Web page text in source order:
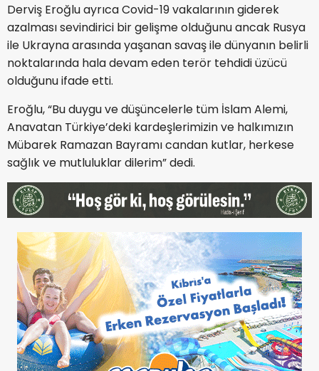
Derviş Eroğlu ayrıca Covid-19 vakalarının giderek
azalması sevindirici bir gelişme olduğunu ancak Rusya
ile Ukrayna arasında yaşanan savaş ile dünyanın belirli
noktalarında hala devam eden terör tehdidi üzücü
olduğunu ifade etti.
Eroğlu, “Bu duygu ve düşüncelerle tüm İslam Alemi,
Anavatan Türkiye’deki kardeşlerimizin ve halkımızın
Mübarek Ramazan Bayramı candan kutlar, herkese
sağlık ve mutluluklar dilerim” dedi.